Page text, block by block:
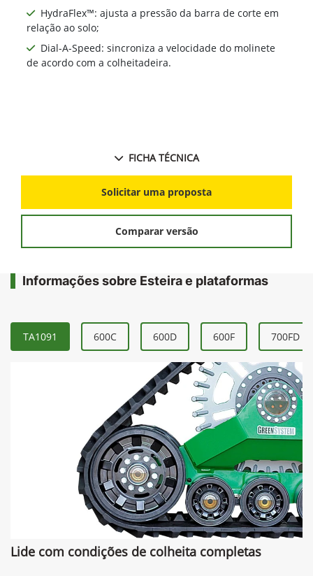
HydraFlex™: ajusta a pressão da barra de corte em
relação ao solo;
Dial-A-Speed: sincroniza a velocidade do molinete
de acordo com a colheitadeira.
FICHA TÉCNICA
Solicitar uma proposta
Comparar versão
Informações sobre Esteira e plataformas
TA1091 600C 600D 600F 700FD
Lide com condições de colheita completas